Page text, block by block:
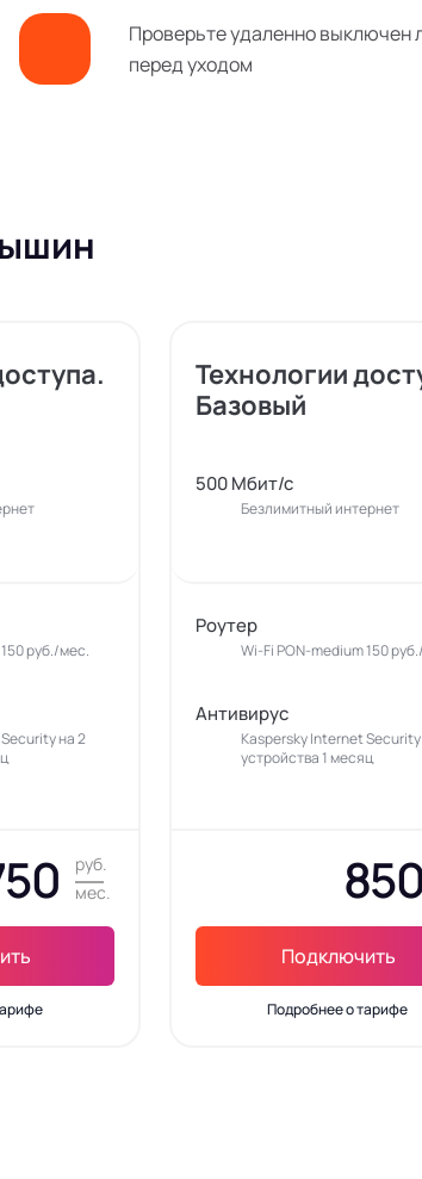
Проверьте удаленно выключен
перед уходом
руб./мес.
на 2
руб.
мес.
Технологии
Базовый
500 Мбит/с
Безлимитный интернет
Роутер
Wi-Fi PON-medium 150
Антивирус
Kaspersky Internet
устройства 1 месяц
850
Подключить
Подробнее о тарифе